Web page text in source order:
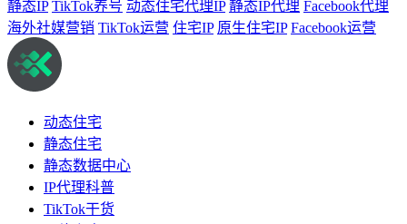
静态IP TikTok养号 动态住宅代理IP 静态IP代理 Facebook代理
海外社媒营销 TikTok运营 住宅IP 原生住宅IP Facebook运营
动态住宅
静态住宅
静态数据中心
IP代理科普
TikTok干货